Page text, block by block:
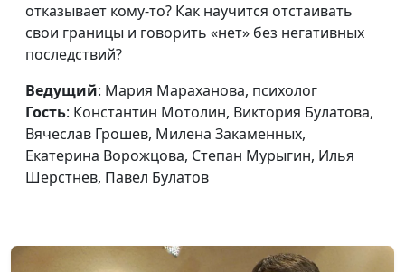
Шерстнев, Павел Булатов
Что такое стресс и
как с ним
справиться? (часть
первая)
Мотолин, Виктория
Булатова, Вячеслав
Закаменных, Екатерина
отказывает кому-то? Как научится отстаивать
свои границы и говорить «нет» без негативных
последствий?
Ведущий: Мария Мараханова, психолог
Гость: Константин Мотолин, Виктория Булатова,
Вячеслав Грошев, Милена Закаменных,
Екатерина Ворожцова, Степан Мурыгин, Илья
Шерстнев, Павел Булатов